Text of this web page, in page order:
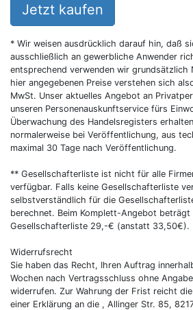
Jetzt kaufen
* Wir weisen ausdrücklich darauf hin, daß
ausschließlich an gewerbliche Anwender
entsprechend verwenden wir grundsätzlich
hier angegebenen Preise verstehen sich
MwSt. Unser aktuelles Angebot an
unseren Personenauskunftservice fürs
Überwachung des Handelsregisters
normalerweise bei Veröffentlichung, aus
maximal 30 Tage nach Veröffentlichung.
** Gesellschafterliste ist nicht für alle
verfügbar. Falls keine Gesellschafterliste
selbstverständlich für die
berechnet. Beim Komplett-Angebot beträgt
Gesellschafterliste 29,-€ (anstatt 33,50€).
Widerrufsrecht
Sie haben das Recht, Ihren Auftrag
Wochen nach Vertragsschluss ohne
widerrufen. Zur Wahrung der Frist reicht
einer Erklärung an die , Allinger Str. 85,